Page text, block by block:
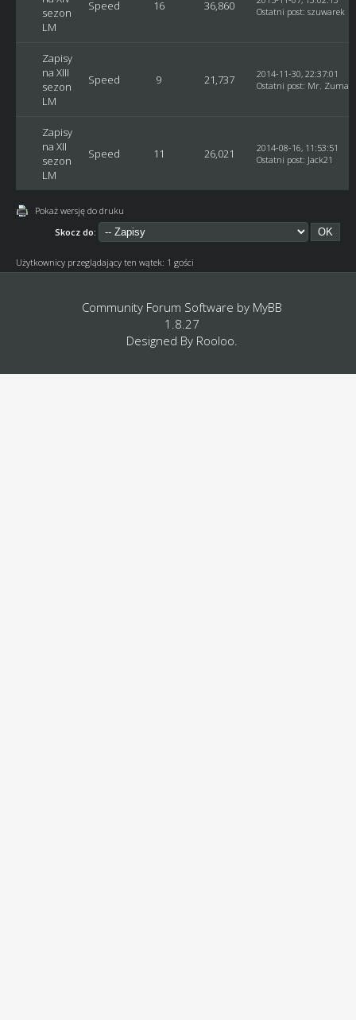
sezon
LM
Speed 16 36,860
Ostatni post: szuwarek
Zapisy
na XIII
sezon
LM
Speed 9 21,737
2014-11-30, 22:37:01
Ostatni post: Mr. Zuma
Zapisy
na XII
sezon
LM
Speed 11 26,021
2014-08-16, 11:53:51
Ostatni post: Jack21
Pokaż wersję do druku
Skocz do:
Użytkownicy przeglądający ten wątek: 1 gości
Community Forum Software by MyBB
1.8.27
Designed By Rooloo.